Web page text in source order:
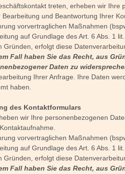
treten, erheben wir
und Beantwortung Ihrer
vorvertraglichen Maßnahmen
auf Grundlage des Art. 6 Abs. 1 lit.
erfolgt diese
Fall haben Sie das Recht, aus
Daten zu
Ihrer Anfrage. Ihre Daten
haben.
des Kontaktformulars
wir Ihre personenbezogenen
vorvertraglichen Maßnahmen
auf Grundlage des Art. 6 Abs. 1 lit.
erfolgt diese
Fall haben Sie das Recht, aus